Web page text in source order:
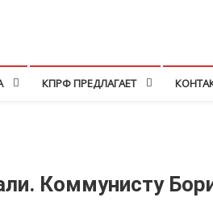
КПРФ ПРЕДЛАГАЕТ
Коммунисту